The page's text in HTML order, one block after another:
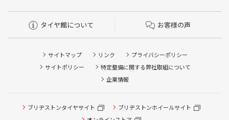
タイヤ館について お客様の声
サイトマップ リンク
プライバシーポリシー
サイトポリシー
特定整備に関する弊社取組について
企業情報
ブリヂストンタイヤサイト
ブリヂストンホイールサイト
タイヤ点検・安全点検/タイヤ履き替え/オイル交換/その他
ピット作業の予約